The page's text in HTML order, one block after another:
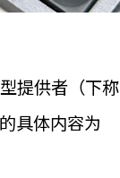
提供者（下称
具体内容为